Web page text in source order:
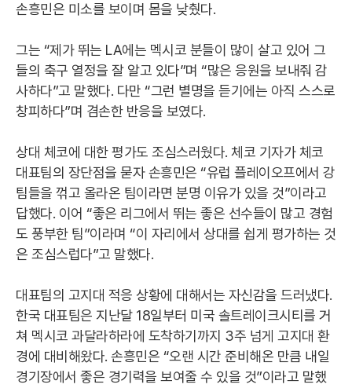
손흥민은 미소를 보이며 몸을 낮췄다.
그는 “제가 뛰는 LA에는 멕시코 분들이 많이 살고 있어 그
들의 축구 열정을 잘 알고 있다”며 “많은 응원을 보내줘 감
사하다”고 말했다. 다만 “그런 별명을 듣기에는 아직 스스로
창피하다”며 겸손한 반응을 보였다.
상대 체코에 대한 평가도 조심스러웠다. 체코 기자가 체코
대표팀의 장단점을 묻자 손흥민은 “유럽 플레이오프에서 강
팀들을 꺾고 올라온 팀이라면 분명 이유가 있을 것”이라고
답했다. 이어 “좋은 리그에서 뛰는 좋은 선수들이 많고 경험
도 풍부한 팀”이라며 “이 자리에서 상대를 쉽게 평가하는 것
은 조심스럽다”고 말했다.
대표팀의 고지대 적응 상황에 대해서는 자신감을 드러냈다.
한국 대표팀은 지난달 18일부터 미국 솔트레이크시티를 거
쳐 멕시코 과달라하라에 도착하기까지 3주 넘게 고지대 환
경에 대비해왔다. 손흥민은 “오랜 시간 준비해온 만큼 내일
경기장에서 좋은 경기력을 보여줄 수 있을 것”이라고 말했